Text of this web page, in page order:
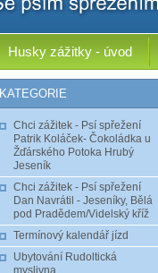
Husky zážitky - úvod
KATEGORIE
Chci zážitek - Psí spřežení
Patrik Koláček- Čokoládka u
Žďárského Potoka Hrubý
Jeseník
Chci zážitek - Psí spřežení
Dan Navrátil - Jeseníky, Bělá
pod Pradědem/Videlský kříž
Termínový kalendář jízd
Ubytování Rudoltická
myslivna